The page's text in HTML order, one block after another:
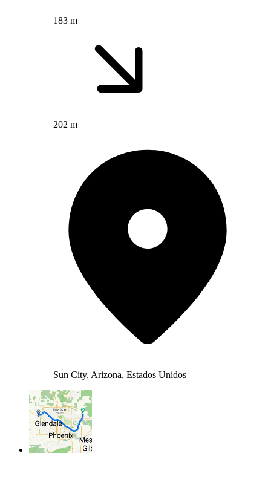
183 m
202 m
Sun City, Arizona, Estados Unidos